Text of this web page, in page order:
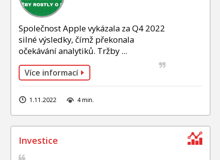
Společnost Apple vykázala za Q4 2022
silné výsledky, čímž překonala
očekávání analytiků. Tržby ...
Více informací
1.11.2022 4 min.